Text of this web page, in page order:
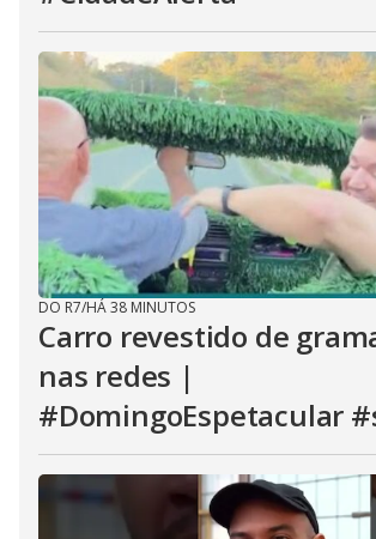
DO R7/HÁ 38 MINUTOS
Carro revestido de
nas redes |
#DomingoEspetacular